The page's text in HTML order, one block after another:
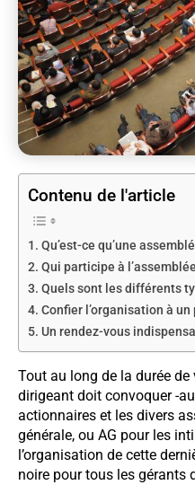
Contenu de l'article
Qu’est-ce qu’une
Qui participe à
Quels sont les différents
Confier l’organisation à un
Un rendez-vous
Tout au long de la durée de
dirigeant doit convoquer -
actionnaires et les divers
générale, ou AG pour les
l’organisation de cette
noire pour tous les gérants